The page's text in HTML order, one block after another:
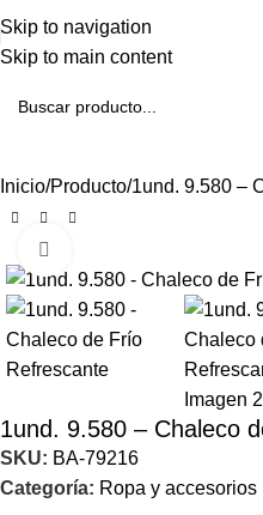
Skip to navigation
Skip to main content
Inicio Producto 1und. 9.580 –
1und. 9.580 – Chaleco
SKU: BA-79216
Categoría: Ropa y accesorios